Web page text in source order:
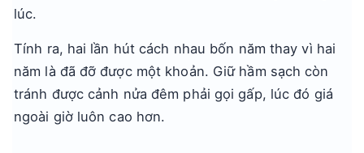
lúc.
Tính ra, hai lần hút cách nhau bốn năm thay vì hai
năm là đã đỡ được một khoản. Giữ hầm sạch còn
tránh được cảnh nửa đêm phải gọi gấp, lúc đó giá
ngoài giờ luôn cao hơn.